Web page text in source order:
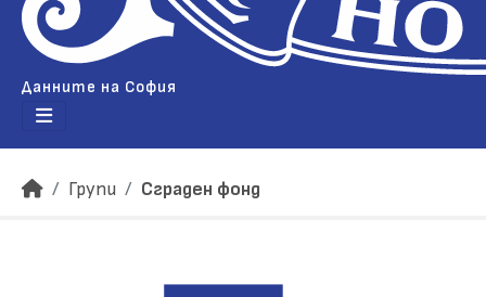
Данните на София
Групи Сграден фонд